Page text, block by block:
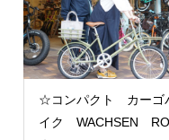
☆コンパクト カーゴ
イク WACHSEN